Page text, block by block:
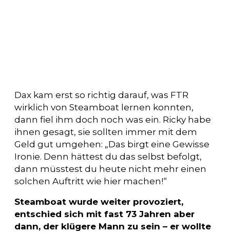
Dax kam erst so richtig darauf, was FTR
wirklich von Steamboat lernen konnten,
dann fiel ihm doch noch was ein. Ricky habe
ihnen gesagt, sie sollten immer mit dem
Geld gut umgehen: „Das birgt eine Gewisse
Ironie. Denn hättest du das selbst befolgt,
dann müsstest du heute nicht mehr einen
solchen Auftritt wie hier machen!“
Steamboat wurde weiter provoziert,
entschied sich mit fast 73 Jahren aber
dann, der klügere Mann zu sein – er wollte